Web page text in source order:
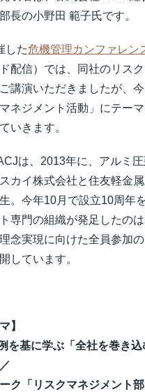
長の小野田 範子氏です。
した危機管理カンファレン
配信）では、同社のリス
講演いただきましたが、
ネジメント活動」にテー
いきます。
は、2013年に、アルミ
カイ株式会社と住友軽金
。今年10月で設立10周年
専門の組織が発足したの
念実現に向けた全員参加
しています。
】
を基に学ぶ「全社を巻き込
ク「リスクマネジメント